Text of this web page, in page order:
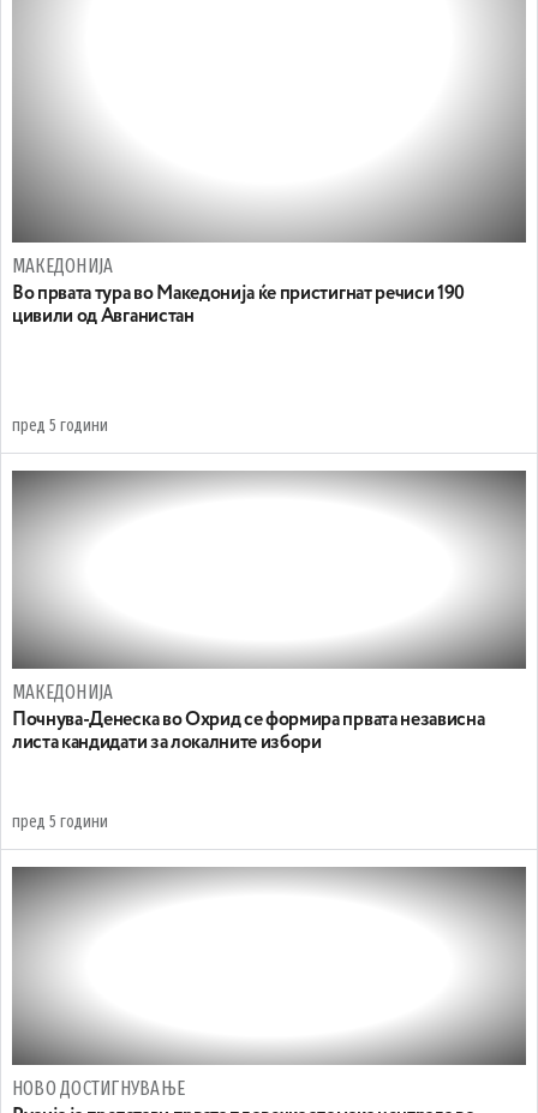
МАКЕДОНИЈА
Во првата тура во Македонија ќе пристигнат речиси 190
цивили од Авганистан
пред 5 години
МАКЕДОНИЈА
Почнува-Денеска во Охрид се формира првата независна
листа кандидати за локалните избори
пред 5 години
НОВО ДОСТИГНУВАЊЕ